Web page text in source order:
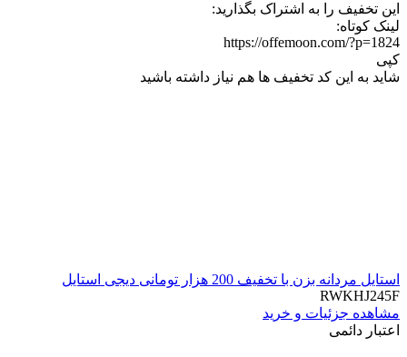
این تخفیف را به اشتراک بگذارید:
لینک کوتاه:
https://offemoon.com/?p=1824
کپی
شاید به این کد تخفیف ها هم نیاز داشته باشید
استایل مردانه بزن با تخفیف 200 هزار تومانی دیجی استایل
RWKHJ245F
مشاهده جزئیات و خرید
اعتبار دائمی